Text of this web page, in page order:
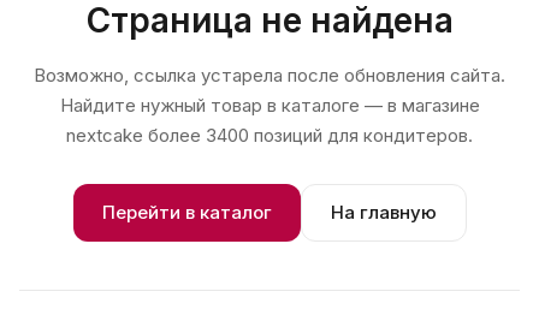
Страница не найдена
Возможно, ссылка устарела после обновления сайта.
Найдите нужный товар в каталоге — в магазине
nextcake более 3400 позиций для кондитеров.
Перейти в каталог На главную